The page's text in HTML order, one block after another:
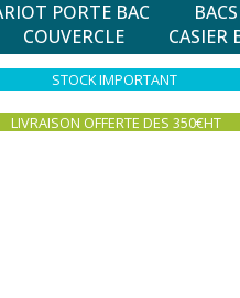
PORTE BAC
COUVERCLE CASIER
STOCK IMPORTANT
LIVRAISON OFFERTE DES 350€HT